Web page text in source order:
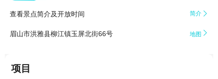
查看景点简介及开放时间 简介 
眉山市洪雅县柳江镇玉屏北街66号 地图 
项目